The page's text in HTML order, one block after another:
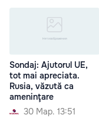
Sondaj: Ajutorul UE,
tot mai apreciata.
Rusia, văzută ca
ameninţare
30 Мар. 13:51